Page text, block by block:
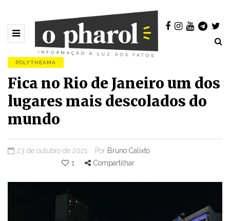
POLYTHEAMA
Fica no Rio de Janeiro um dos
lugares mais descolados do
mundo
23 de outubro de 2021 Por Bruno Calixto
1
Compartilhar